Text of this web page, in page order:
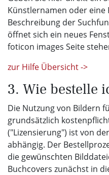
Künstlernamen oder eine
Beschreibung der
öffnet sich ein neues
foticon images Seite
zur Hilfe Übersicht ->
3. Wie bestelle
Die Nutzung von Bildern
grundsätzlich
("Lizensierung") ist von
abhängig. Der
die gewünschten
Buchcovers zunächst in